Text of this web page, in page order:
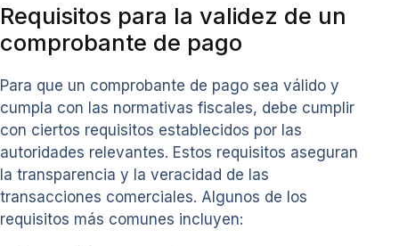
Requisitos para la validez de un
comprobante de pago
Para que un comprobante de pago sea válido y
cumpla con las normativas fiscales, debe cumplir
con ciertos requisitos establecidos por las
autoridades relevantes. Estos requisitos aseguran
la transparencia y la veracidad de las
transacciones comerciales. Algunos de los
requisitos más comunes incluyen: